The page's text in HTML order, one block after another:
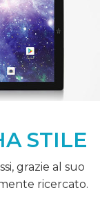
STILE
grazie al suo
ricercato.